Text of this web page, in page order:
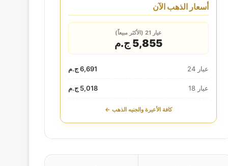
أسعار الذهب الآن
عيار 21 (الأكثر مبيعاً)
5,855 ج.م
عيار 24 6,691 ج.م
عيار 18 5,018 ج.م
كافة الأعيرة والجنيه الذهب ←